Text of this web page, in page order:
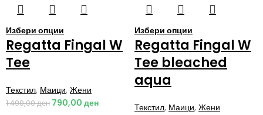
Избери опции
Regatta Fingal W
Tee
Текстил, Маици, Жени
1.490,00ден 790,00 ден
Избери опции
Regatta Fingal W
Tee bleached
aqua
Текстил, Маици, Жени